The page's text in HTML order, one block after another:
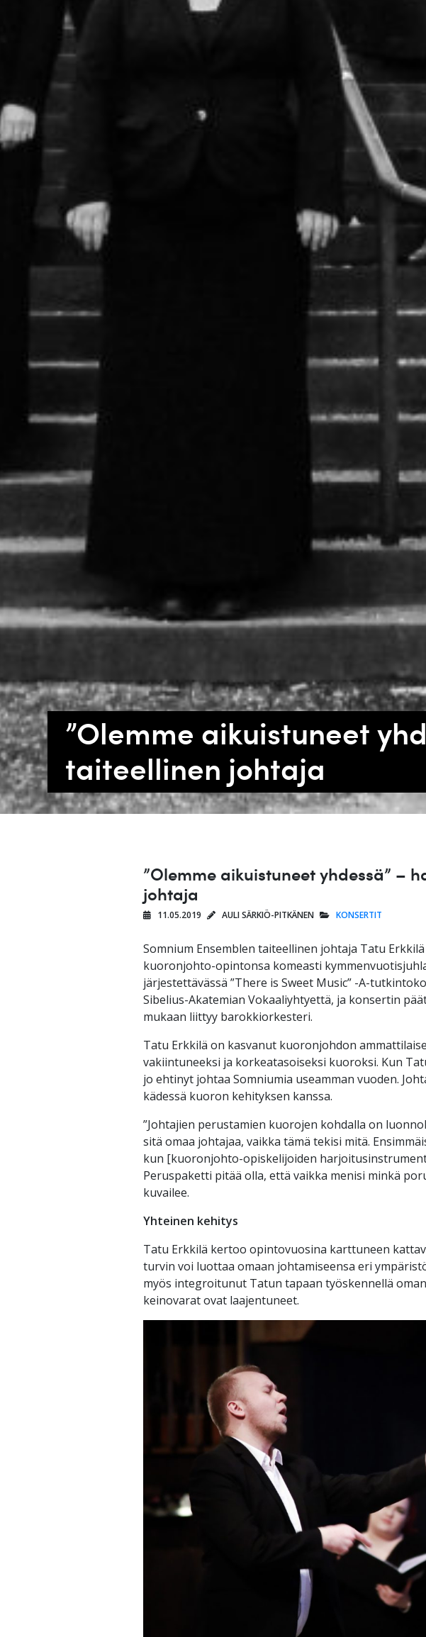
”Olemme aikuistuneet
taiteellinen johtaja
”Olemme aikuistuneet yhdessä” –
johtaja
11.05.2019 AULI SÄRKIÖ-PITKÄNEN KONSERTIT
Somnium Ensemblen taiteellinen johtaja Tatu
kuoronjohto-opintonsa komeasti
järjestettävässä ”There is Sweet Music” -A-
Sibelius-Akatemian Vokaaliyhtyettä, ja konsertin
mukaan liittyy barokkiorkesteri.
Tatu Erkkilä on kasvanut kuoronjohdon
vakiintuneeksi ja korkeatasoiseksi kuoroksi. Kun
jo ehtinyt johtaa Somniumia useamman vuoden.
kädessä kuoron kehityksen kanssa.
”Johtajien perustamien kuorojen kohdalla on
sitä omaa johtajaa, vaikka tämä tekisi mitä.
kun [kuoronjohto-opiskelijoiden
Peruspaketti pitää olla, että vaikka menisi minkä
kuvailee.
Yhteinen kehitys
Tatu Erkkilä kertoo opintovuosina karttuneen
turvin voi luottaa omaan johtamiseensa eri
myös integroitunut Tatun tapaan työskennellä
keinovarat ovat laajentuneet.